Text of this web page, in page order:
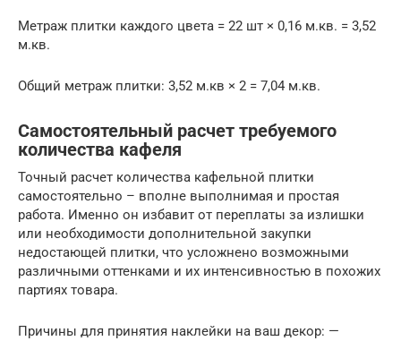
Метраж плитки каждого цвета = 22 шт × 0,16 м.кв. = 3,52
м.кв.
Общий метраж плитки: 3,52 м.кв × 2 = 7,04 м.кв.
Самостоятельный расчет требуемого
количества кафеля
Точный расчет количества кафельной плитки
самостоятельно – вполне выполнимая и простая
работа. Именно он избавит от переплаты за излишки
или необходимости дополнительной закупки
недостающей плитки, что усложнено возможными
различными оттенками и их интенсивностью в похожих
партиях товара.
Причины для принятия наклейки на ваш декор: —